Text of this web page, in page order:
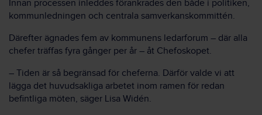
Innan processen inleddes förankrades den både i politiken,
kommunledningen och centrala samverkanskommittén.
Därefter ägnades fem av kommunens ledarforum – där alla
chefer träffas fyra gånger per år – åt Chefoskopet.
– Tiden är så begränsad för cheferna. Därför valde vi att
lägga det huvudsakliga arbetet inom ramen för redan
befintliga möten, säger Lisa Widén.